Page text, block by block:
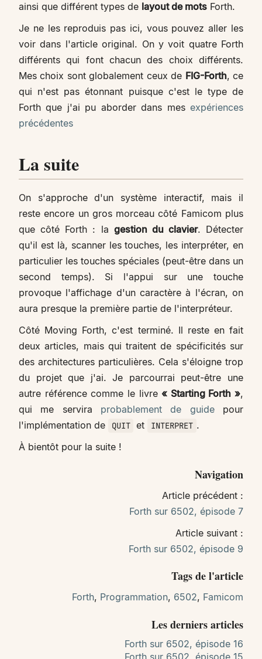
ainsi que différent types de layout de mots Forth.
Je ne les reproduis pas ici, vous pouvez aller les
voir dans l'article original. On y voit quatre Forth
différents qui font chacun des choix différents.
Mes choix sont globalement ceux de FIG-Forth, ce
qui n'est pas étonnant puisque c'est le type de
Forth que j'ai pu aborder dans mes expériences
précédentes
La suite
On s'approche d'un système interactif, mais il
reste encore un gros morceau côté Famicom plus
que côté Forth : la gestion du clavier. Détecter
qu'il est là, scanner les touches, les interpréter, en
particulier les touches spéciales (peut-être dans un
second temps). Si l'appui sur une touche
provoque l'affichage d'un caractère à l'écran, on
aura presque la première partie de l'interpréteur.
Côté Moving Forth, c'est terminé. Il reste en fait
deux articles, mais qui traitent de spécificités sur
des architectures particulières. Cela s'éloigne trop
du projet que j'ai. Je parcourrai peut-être une
autre référence comme le livre« Starting Forth »,
qui me servira probablement de guidepour
l'implémentation de
QUIT et INTERPRET .
À bientôt pour la suite !
Navigation
Article précédent :
Forth sur 6502, épisode 7
Article suivant :
Forth sur 6502, épisode 9
Tags de l'article
Forth, Programmation, 6502, Famicom
Les derniers articles
Forth sur 6502, épisode 16